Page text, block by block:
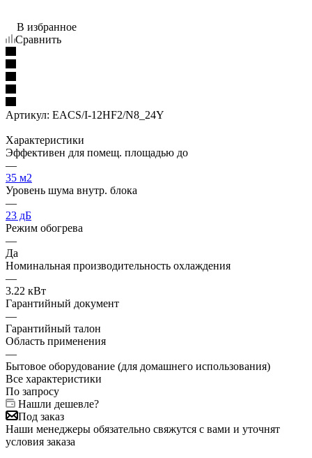
В избранное
Сравнить
Артикул: EACS/I-12HF2/N8_24Y
Характеристики
Эффективен для помещ. площадью до
—
35 м2
Уровень шума внутр. блока
—
23 дБ
Режим обогрева
—
Да
Номинальная производительность охлаждения
—
3.22 кВт
Гарантийный документ
—
Гарантийный талон
Область применения
—
Бытовое оборудование (для домашнего использования)
Все характеристики
По запросу
Нашли дешевле?
Под заказ
Наши менеджеры обязательно свяжутся с вами и уточнят
условия заказа